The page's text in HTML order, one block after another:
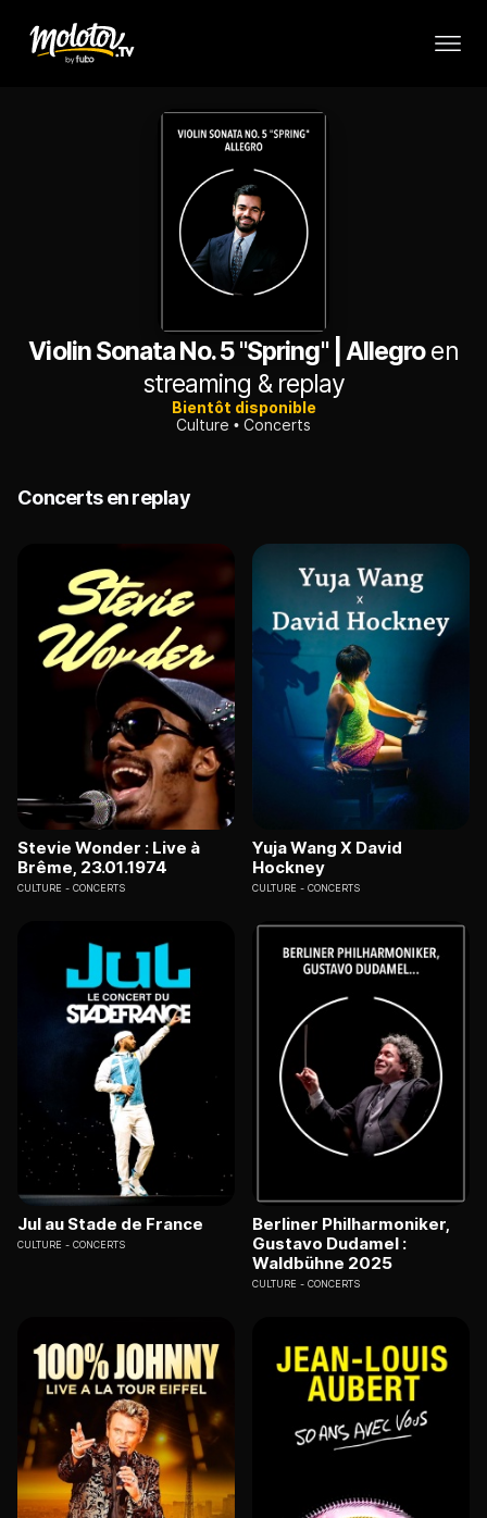
Violin Sonata No. 5 "Spring" | Allegroen
streaming & replay
Bientôt disponible
Culture
Concerts
Concerts en replay
Stevie Wonder : Live à
Brême, 23.01.1974
CULTURE CONCERTS
Yuja Wang X David
Hockney
CULTURE CONCERTS
Jul au Stade de France
CULTURE CONCERTS
Berliner Philharmoniker,
Gustavo Dudamel :
Waldbühne 2025
CULTURE CONCERTS